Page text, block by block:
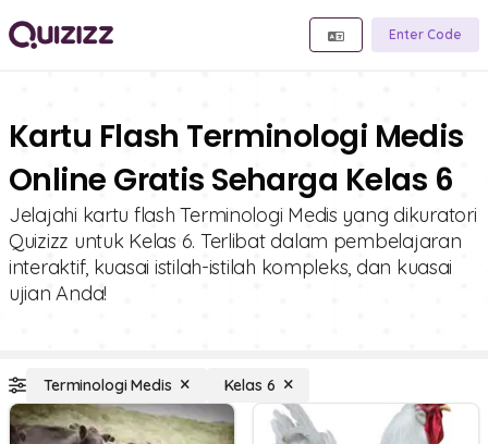
Enter Code
Kartu Flash Terminologi Medis
Online Gratis Seharga Kelas 6
Jelajahi kartu flash Terminologi Medis yang dikuratori
Quizizz untuk Kelas 6. Terlibat dalam pembelajaran
interaktif, kuasai istilah-istilah kompleks, dan kuasai
ujian Anda!
Terminologi Medis Kelas 6